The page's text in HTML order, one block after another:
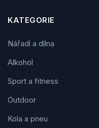
KATEGORIE
Nářadí a dílna
Alkohol
Sport a fitness
Outdoor
Kola a pneu